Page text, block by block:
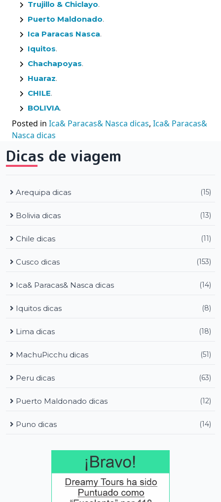
Trujillo & Chiclayo.
Puerto Maldonado.
Ica Paracas Nasca.
Iquitos.
Chachapoyas.
Huaraz.
CHILE.
BOLIVIA.
Posted in Ica& Paracas& Nasca dicas, Ica& Paracas&
Nasca dicas
Dicas de viagem
Arequipa dicas (15)
Bolivia dicas (13)
Chile dicas (11)
Cusco dicas (153)
Ica& Paracas& Nasca dicas (14)
Iquitos dicas (8)
Lima dicas (18)
MachuPicchu dicas (51)
Peru dicas (63)
Puerto Maldonado dicas (12)
Puno dicas (14)